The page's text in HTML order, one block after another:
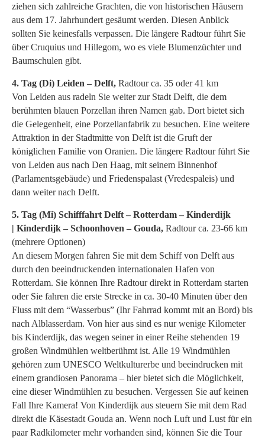
ziehen sich zahlreiche Grachten, die von historischen Häusern
aus dem 17. Jahrhundert gesäumt werden. Diesen Anblick
sollten Sie keinesfalls verpassen. Die längere Radtour führt Sie
über Cruquius und Hillegom, wo es viele Blumenzüchter und
Baumschulen gibt.
4. Tag (Di) Leiden – Delft, Radtour ca. 35 oder 41 km
Von Leiden aus radeln Sie weiter zur Stadt Delft, die dem
berühmten blauen Porzellan ihren Namen gab. Dort bietet sich
die Gelegenheit, eine Porzellanfabrik zu besuchen. Eine weitere
Attraktion in der Stadtmitte von Delft ist die Gruft der
königlichen Familie von Oranien. Die längere Radtour führt Sie
von Leiden aus nach Den Haag, mit seinem Binnenhof
(Parlamentsgebäude) und Friedenspalast (Vredespaleis) und
dann weiter nach Delft.
5. Tag (Mi) Schifffahrt Delft – Rotterdam – Kinderdijk
| Kinderdijk – Schoonhoven – Gouda, Radtour ca. 23-66 km
(mehrere Optionen)
An diesem Morgen fahren Sie mit dem Schiff von Delft aus
durch den beeindruckenden internationalen Hafen von
Rotterdam. Sie können Ihre Radtour direkt in Rotterdam starten
oder Sie fahren die erste Strecke in ca. 30-40 Minuten über den
Fluss mit dem “Wasserbus” (Ihr Fahrrad kommt mit an Bord) bis
nach Alblasserdam. Von hier aus sind es nur wenige Kilometer
bis Kinderdijk, das wegen seiner in einer Reihe stehenden 19
großen Windmühlen weltberühmt ist. Alle 19 Windmühlen
gehören zum UNESCO Weltkulturerbe und beeindrucken mit
einem grandiosen Panorama – hier bietet sich die Möglichkeit,
eine dieser Windmühlen zu besuchen. Vergessen Sie auf keinen
Fall Ihre Kamera! Von Kinderdijk aus steuern Sie mit dem Rad
direkt die Käsestadt Gouda an. Wenn noch Luft und Lust für ein
paar Radkilometer mehr vorhanden sind, können Sie die Tour